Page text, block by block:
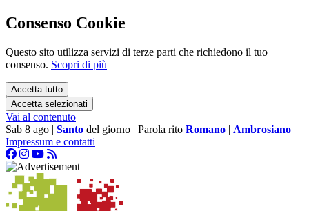
Consenso Cookie
Questo sito utilizza servizi di terze parti che richiedono il tuo
consenso. Scopri di più
Accetta tutto
Accetta selezionati
Vai al contenuto
Sab 8 ago | Santo del giorno | Parola rito Romano | Ambrosiano
Impressum e contatti |